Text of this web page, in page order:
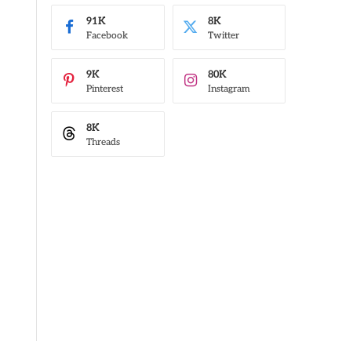
Facebook
91K
Twitter
8K
Pinterest
9K
Instagram
80K
Threads
8K